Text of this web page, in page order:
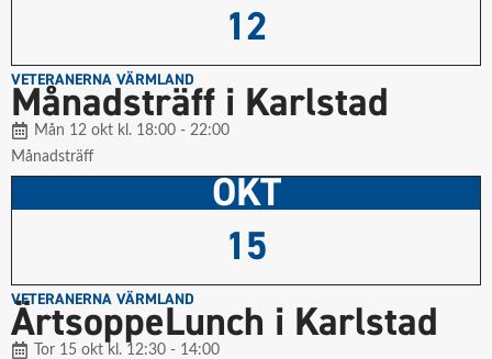
12
VETERANERNA VÄRMLAND
Månadsträff i Karlstad
Mån 12 okt kl. 18:00 - 22:00
Månadsträff
OKT
15
VETERANERNA VÄRMLAND
ÄrtsoppeLunch i Karlstad
Tor 15 okt kl. 12:30 - 14:00